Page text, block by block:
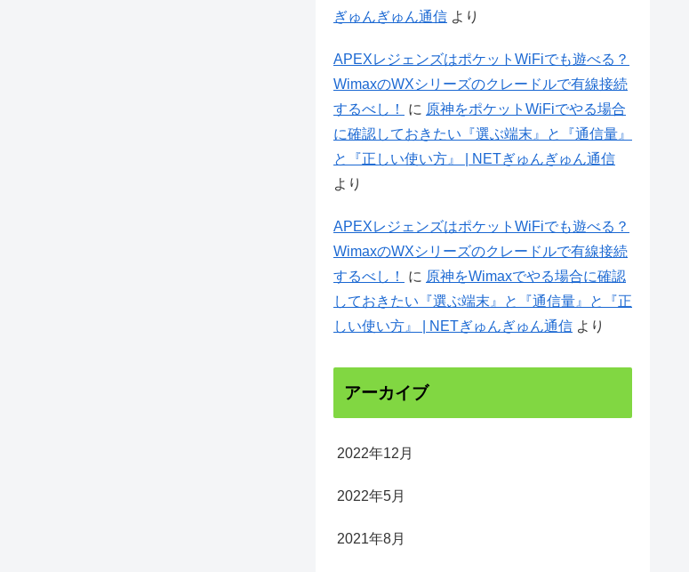
ぎゅんぎゅん通信 より
APEXレジェンズはポケットWiFiでも遊べる？
WimaxのWXシリーズのクレードルで有線接続
するべし！
に 原神をポケットWiFiでやる場合
に確認しておきたい『選ぶ端末』と『通信量』
と『正しい使い方』 | NETぎゅんぎゅん通信
より
APEXレジェンズはポケットWiFiでも遊べる？
WimaxのWXシリーズのクレードルで有線接続
するべし！
に 原神をWimaxでやる場合に確認
しておきたい『選ぶ端末』と『通信量』と『正
しい使い方』 | NETぎゅんぎゅん通信 より
アーカイブ
2022年12月
2022年5月
2021年8月